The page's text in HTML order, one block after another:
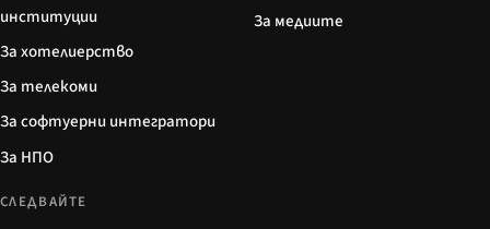
институции
За хотелиерство
За телекоми
За софтуерни интегратори
За НПО
За медиите
СЛЕДВАЙТЕ